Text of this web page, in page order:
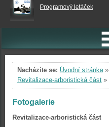
Programový letáček
Nacházíte se: Úvodní stránka»
Revitalizace-arboristická část »
Fotogalerie
Revitalizace-arboristická část